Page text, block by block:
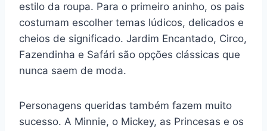
estilo da roupa. Para o primeiro aninho, os pais
costumam escolher temas lúdicos, delicados e
cheios de significado. Jardim Encantado, Circo,
Fazendinha e Safári são opções clássicas que
nunca saem de moda.
Personagens queridas também fazem muito
sucesso. A Minnie, o Mickey, as Princesas e os